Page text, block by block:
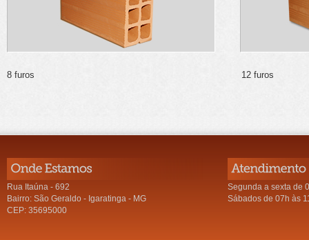
8 furos 12 furos
Rua Itaúna - 692
Bairro: São Geraldo - Igaratinga - MG
CEP: 35695000
Segunda a sexta de
Sábados de 07h às